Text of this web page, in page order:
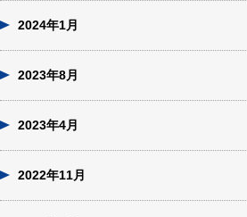
2024年1月
2023年8月
2023年4月
2022年11月